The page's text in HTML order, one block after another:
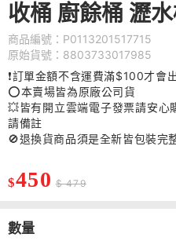
收桶 廚餘桶 瀝
商品編號：P0113201517715
原始貨號：8803733017985
❗訂單金額不含運費滿$100才會出
⭕️本賣場皆為原廠公司貨
💥皆有開立雲端電子發票請安心
請備註
🚫退換貨商品須是全新皆包裝完
$450 $ 479
數量